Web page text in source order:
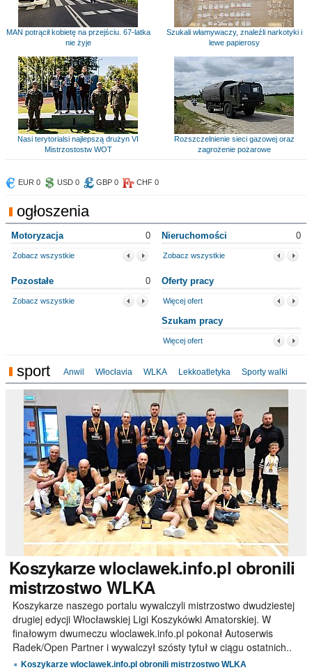
MAN potrącił kobietę na przejściu. 67-latka
nie żyje
Szukali włamywaczy, znaleźli narkotyki i
lewe papierosy
Nasi terytorialsi najlepszą drużyn VI
Mistrzostostw WOT
Rozszczelnienie sieci gazowej oraz
zagrożenie pożarowe
EUR 0 USD 0 GBP 0 CHF 0
ogłoszenia
Motoryzacja 0
Zobacz wszystkie
Nieruchomości 0
Zobacz wszystkie
Pozostałe 0
Zobacz wszystkie
Oferty pracy
Więcej ofert
Szukam pracy
Więcej ofert
sport Anwil Włocłavia WLKA Lekkoatletyka Sporty walki
Koszykarzewloclawek.info.pl obronili
mistrzostwo WLKA
Koszykarze naszego portalu wywalczyli mistrzostwo dwudziestej
drugiej edycji Włocławskiej Ligi Koszykówki Amatorskiej. W
finałowym dwumeczu wloclawek.info.pl pokonał Autoserwis
Radek/Open Partner i wywalczył szósty tytuł w ciągu ostatnich..
Koszykarze wloclawek.info.pl obronili mistrzostwo WLKA